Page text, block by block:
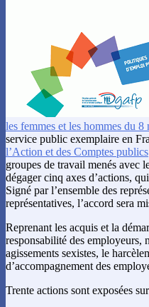
les femmes et les hommes du 8
service public exemplaire en
l’Action et des Comptes publics
groupes de travail menés avec
dégager cinq axes d’actions,
Signé par l’ensemble des
représentatives, l’accord sera
Reprenant les acquis et la
responsabilité des employeurs,
agissements sexistes, le
d’accompagnement des
Trente actions sont exposées